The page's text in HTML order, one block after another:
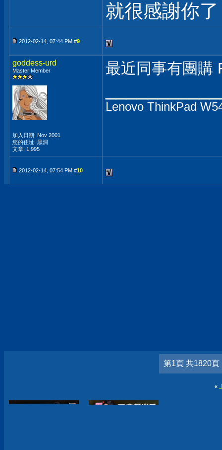
就很感謝你
2012-02-14, 07:44 PM #9
goddess-urd
Master Member
加入日期: Nov 2001
您的住址: 黑洞
文章: 1,995
最近同事有團購
Lenovo ThinkPad
2012-02-14, 07:54 PM #10
第1頁 共1820頁
«